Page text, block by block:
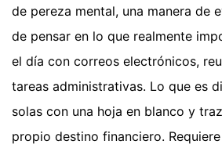
de pereza mental, una manera de
de pensar en lo que realmente
el día con correos electrónicos,
tareas administrativas. Lo que es
solas con una hoja en blanco y
propio destino financiero.